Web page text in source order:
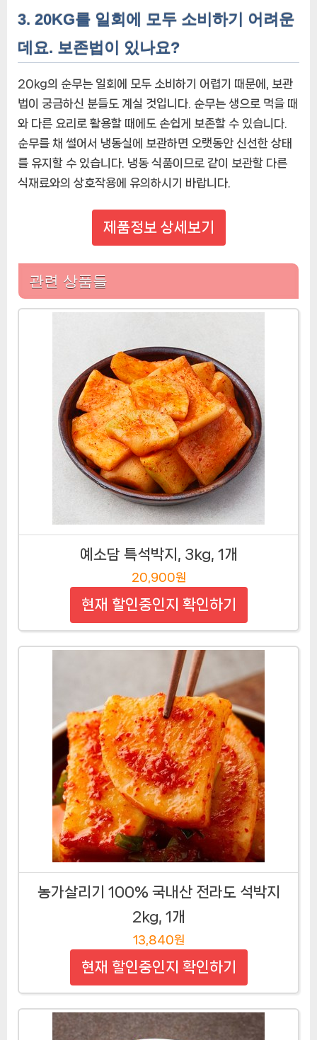
3. 20KG를 일회에 모두 소비하기 어려운
데요. 보존법이 있나요?
20kg의 순무는 일회에 모두 소비하기 어렵기 때문에, 보관
법이 궁금하신 분들도 계실 것입니다. 순무는 생으로 먹을 때
와 다른 요리로 활용할 때에도 손쉽게 보존할 수 있습니다.
순무를 채 썰어서 냉동실에 보관하면 오랫동안 신선한 상태
를 유지할 수 있습니다. 냉동 식품이므로 같이 보관할 다른
식재료와의 상호작용에 유의하시기 바랍니다.
제품정보 상세보기
관련 상품들
예소담 특석박지, 3kg, 1개
20,900원
현재 할인중인지 확인하기
농가살리기 100% 국내산 전라도 석박지
2kg, 1개
13,840원
현재 할인중인지 확인하기